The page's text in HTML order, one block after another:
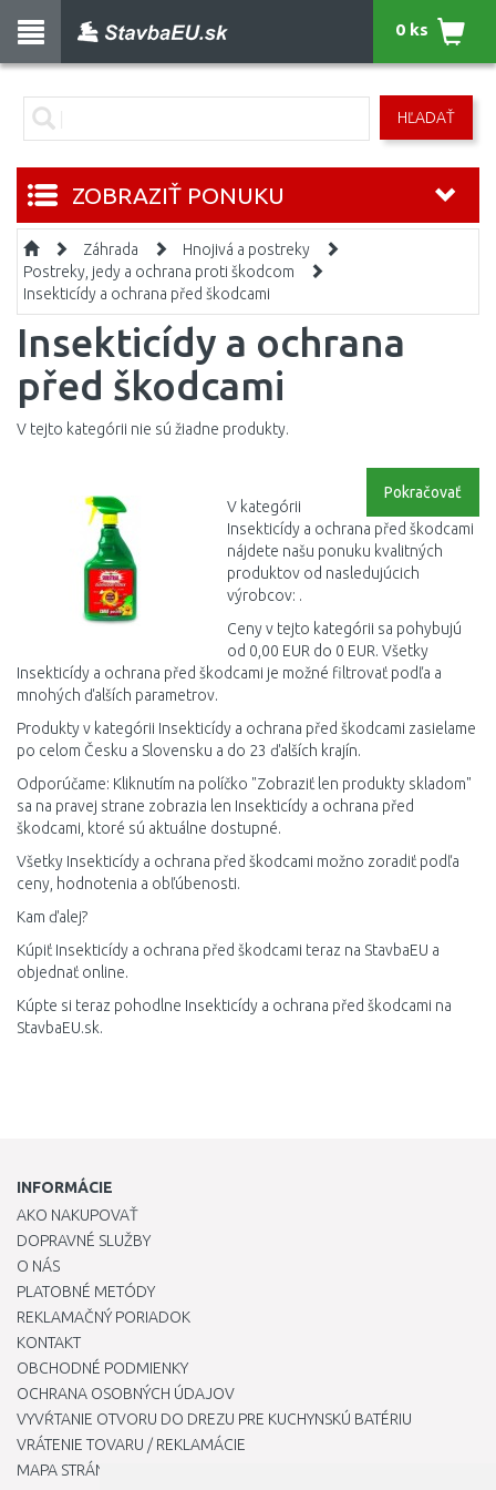
HĽADAŤ
0 ks
ZOBRAZIŤ PONUKU
Záhrada
Hnojivá a postreky
Postreky, jedy a ochrana proti škodcom
Insekticídy a ochrana před škodcami
Insekticídy a ochrana
před škodcami
V tejto kategórii nie sú žiadne produkty.
Pokračovať
V kategórii
Insekticídy a ochrana před škodcami
nájdete našu ponuku kvalitných
produktov od nasledujúcich
výrobcov: .
Ceny v tejto kategórii sa pohybujú
od 0,00 EUR do 0 EUR. Všetky
Insekticídy a ochrana před škodcami je možné filtrovať podľa a
mnohých ďalších parametrov.
Produkty v kategórii Insekticídy a ochrana před škodcami zasielame
po celom Česku a Slovensku a do 23 ďalších krajín.
Odporúčame: Kliknutím na políčko "Zobraziť len produkty skladom"
sa na pravej strane zobrazia len Insekticídy a ochrana před
škodcami, ktoré sú aktuálne dostupné.
Všetky Insekticídy a ochrana před škodcami možno zoradiť podľa
ceny, hodnotenia a obľúbenosti.
Kam ďalej?
Kúpiť Insekticídy a ochrana před škodcami teraz na StavbaEU a
objednať online.
Kúpte si teraz pohodlne Insekticídy a ochrana před škodcami na
StavbaEU.sk.
INFORMÁCIE
AKO NAKUPOVAŤ
DOPRAVNÉ SLUŽBY
O NÁS
PLATOBNÉ METÓDY
REKLAMAČNÝ PORIADOK
KONTAKT
OBCHODNÉ PODMIENKY
OCHRANA OSOBNÝCH ÚDAJOV
VYVŔTANIE OTVORU DO DREZU PRE KUCHYNSKÚ BATÉRIU
VRÁTENIE TOVARU / REKLAMÁCIE
MAPA STRÁNOK